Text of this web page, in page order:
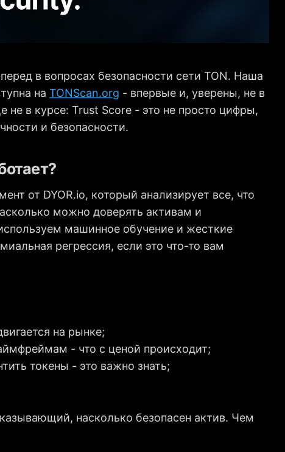
в вопросах безопасности сети TON. Наша
на TONScan.org - впервые и, уверены, не в
не в курсе: Trust Score - это не просто цифры,
и безопасности.
от DYOR.io, который анализирует все, что
можно доверять активам и
машинное обучение и жесткие
регрессия, если это что-то вам
на рынке;
- что с ценой происходит;
токены - это важно знать;
насколько безопасен актив. Чем